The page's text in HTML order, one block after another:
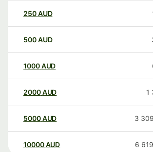
250AUD
500AUD
1000AUD
2000AUD 1
5000AUD 3
10000 AUD 6